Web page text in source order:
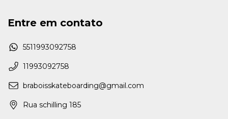
Entre em contato
5511993092758
11993092758
braboisskateboarding@gmail.com
Rua schilling 185